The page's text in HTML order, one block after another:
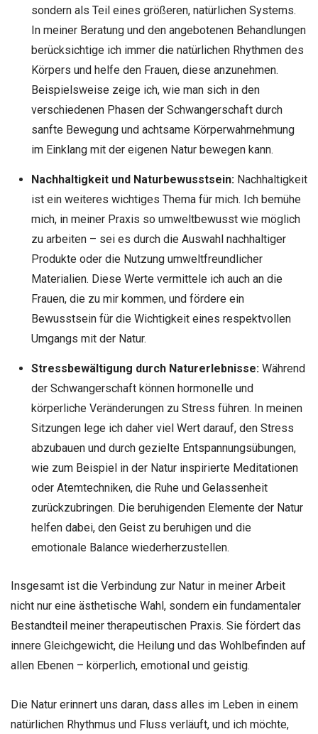
sondern als Teil eines größeren, natürlichen Systems.
In meiner Beratung und den angebotenen Behandlungen
berücksichtige ich immer die natürlichen Rhythmen des
Körpers und helfe den Frauen, diese anzunehmen.
Beispielsweise zeige ich, wie man sich in den
verschiedenen Phasen der Schwangerschaft durch
sanfte Bewegung und achtsame Körperwahrnehmung
im Einklang mit der eigenen Natur bewegen kann.
Nachhaltigkeit und Naturbewusstsein: Nachhaltigkeit
ist ein weiteres wichtiges Thema für mich. Ich bemühe
mich, in meiner Praxis so umweltbewusst wie möglich
zu arbeiten – sei es durch die Auswahl nachhaltiger
Produkte oder die Nutzung umweltfreundlicher
Materialien. Diese Werte vermittele ich auch an die
Frauen, die zu mir kommen, und fördere ein
Bewusstsein für die Wichtigkeit eines respektvollen
Umgangs mit der Natur.
Stressbewältigung durch Naturerlebnisse: Während
der Schwangerschaft können hormonelle und
körperliche Veränderungen zu Stress führen. In meinen
Sitzungen lege ich daher viel Wert darauf, den Stress
abzubauen und durch gezielte Entspannungsübungen,
wie zum Beispiel in der Natur inspirierte Meditationen
oder Atemtechniken, die Ruhe und Gelassenheit
zurückzubringen. Die beruhigenden Elemente der Natur
helfen dabei, den Geist zu beruhigen und die
emotionale Balance wiederherzustellen.
Insgesamt ist die Verbindung zur Natur in meiner Arbeit
nicht nur eine ästhetische Wahl, sondern ein fundamentaler
Bestandteil meiner therapeutischen Praxis. Sie fördert das
innere Gleichgewicht, die Heilung und das Wohlbefinden auf
allen Ebenen – körperlich, emotional und geistig.
Die Natur erinnert uns daran, dass alles im Leben in einem
natürlichen Rhythmus und Fluss verläuft, und ich möchte,